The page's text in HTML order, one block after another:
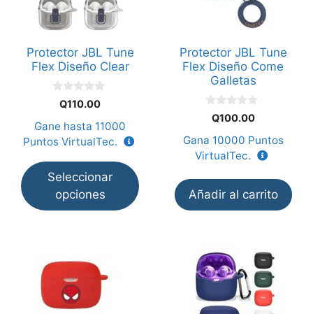
Protector JBL Tune
Flex Diseño Clear
5
Q110.00
Gane hasta 11000
Puntos VirtualTec.
Seleccionar
opciones
variantes.
Las
se
pueden
página
de
producto
Protector JBL Tune
Flex Diseño Come
Galletas
5
Q100.00
Gana 10000 Puntos
VirtualTec.
Añadir al carrito
producto
tiene
múltiples